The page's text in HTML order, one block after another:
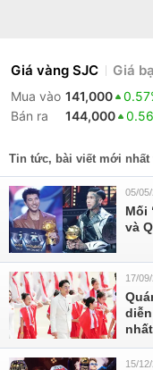
Giá vàng SJC Giá
Mua vào 141,000
Bán ra
144,000
Tin tức, bài viết mới nhất
05/
Mối
và
17/
15/